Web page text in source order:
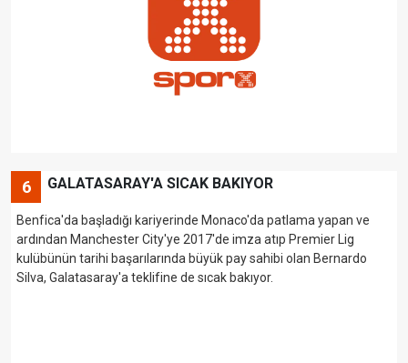
6 GALATASARAY'A SICAK BAKIYOR
Benfica'da başladığı kariyerinde Monaco'da patlama yapan ve
ardından Manchester City'ye 2017'de imza atıp Premier Lig
kulübünün tarihi başarılarında büyük pay sahibi olan Bernardo
Silva, Galatasaray'a teklifine de sıcak bakıyor.